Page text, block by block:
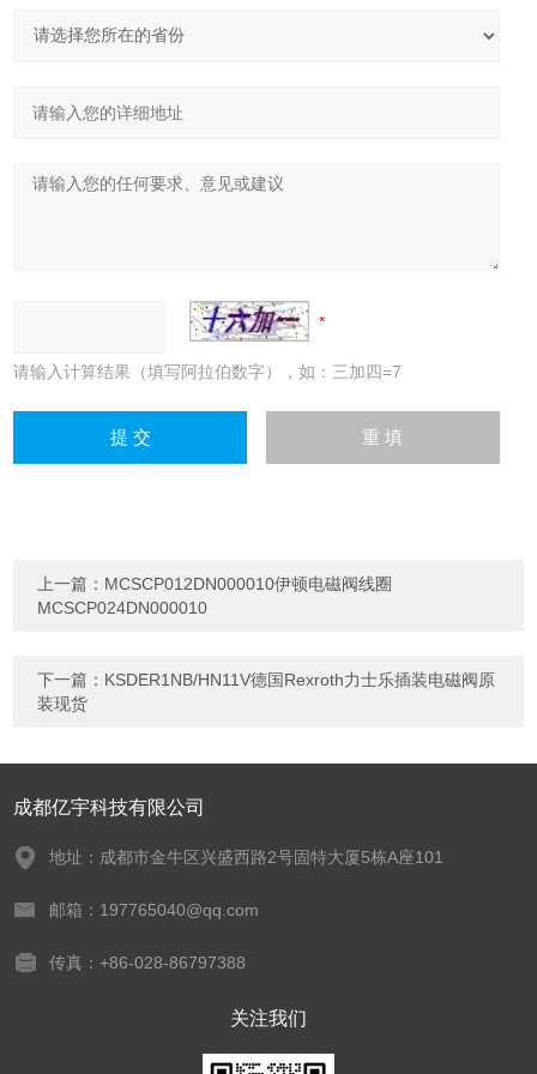
请输入计算结果（填写阿拉伯数字），如：三加四=7
上一篇： MCSCP012DN000010伊顿电磁阀线圈
MCSCP024DN000010
下一篇： KSDER1NB/HN11V德国Rexroth力士乐插装电磁阀原
装现货
成都亿宇科技有限公司
地址：成都市金牛区兴盛西路2号固特大厦5栋A座101
邮箱：197765040@qq.com
传真：+86-028-86797388
关注我们